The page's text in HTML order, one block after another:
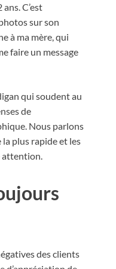
C’est
sur son
à ma mère, qui
faire un message
qui soudent au
de
Nous parlons
plus rapide et les
attention.
des clients